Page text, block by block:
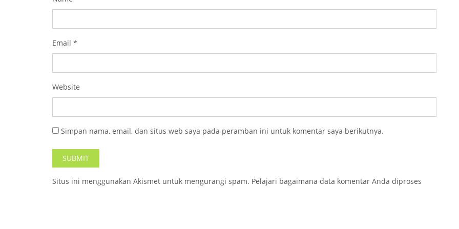
Email *
Website
Simpan nama, email, dan situs web saya pada peramban ini untuk komentar saya berikutnya.
Situs ini menggunakan Akismet untuk mengurangi spam. Pelajari bagaimana data komentar Anda diproses